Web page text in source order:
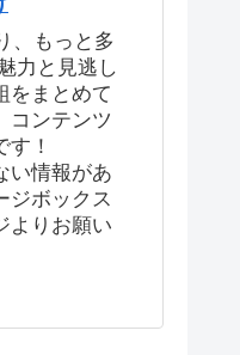
、もっと多
力と見逃し
をまとめて
コンテンツ
！
い情報があ
ジボックス
よりお願い